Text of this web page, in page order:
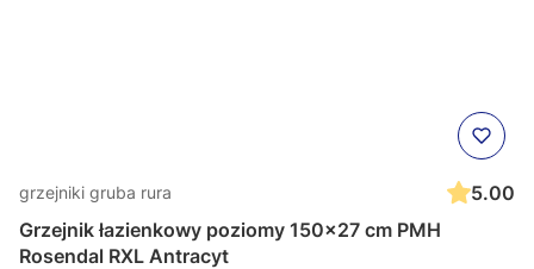
grzejniki gruba rura
5.00
Grzejnik łazienkowy poziomy 150x27 cm PMH
Rosendal RXL Antracyt